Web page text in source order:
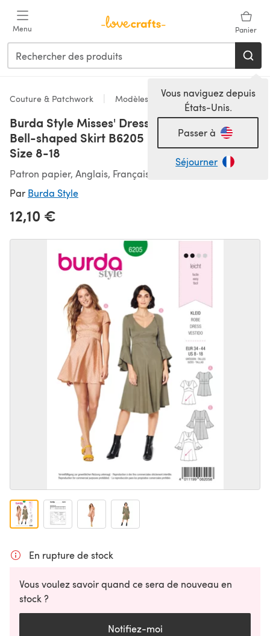
Menu Panier
Vous naviguez depuis
États-Unis.
Passer à
Séjourner
Couture & Patchwork Modèles
Burda Style Misses' Dress with Empire Waist –
Bell-shaped Skirt B6205 - Paper Pattern,
Size 8-18
Patron papier, Anglais, Français, Espagnol
Par Burda Style
12,10 €
En rupture de stock
Vous voulez savoir quand ce sera de nouveau en
stock ?
Notifiez-moi